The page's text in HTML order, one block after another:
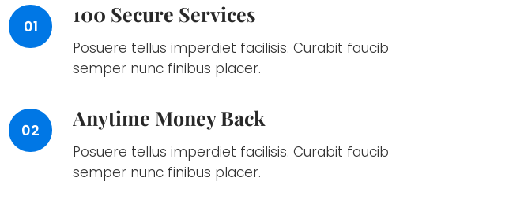
01 100 Secure Services
Posuere tellus imperdiet facilisis. Curabit faucib
semper nunc finibus placer.
02 Anytime Money Back
Posuere tellus imperdiet facilisis. Curabit faucib
semper nunc finibus placer.